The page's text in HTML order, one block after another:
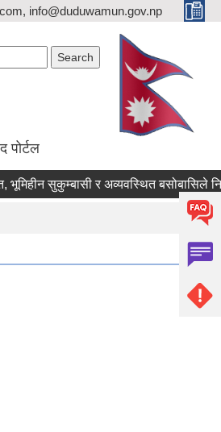
info@duduwamun.gov.np
पोर्टल
सुकुम्बासी र अव्यवस्थित बसोबासिले